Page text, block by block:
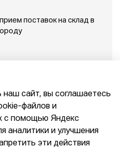
поставок на склад в
прогнозы сооснователя
наш сайт, вы соглашаетесь
файлов и
с помощью Яндекс
аналитики и улучшения
эти действия